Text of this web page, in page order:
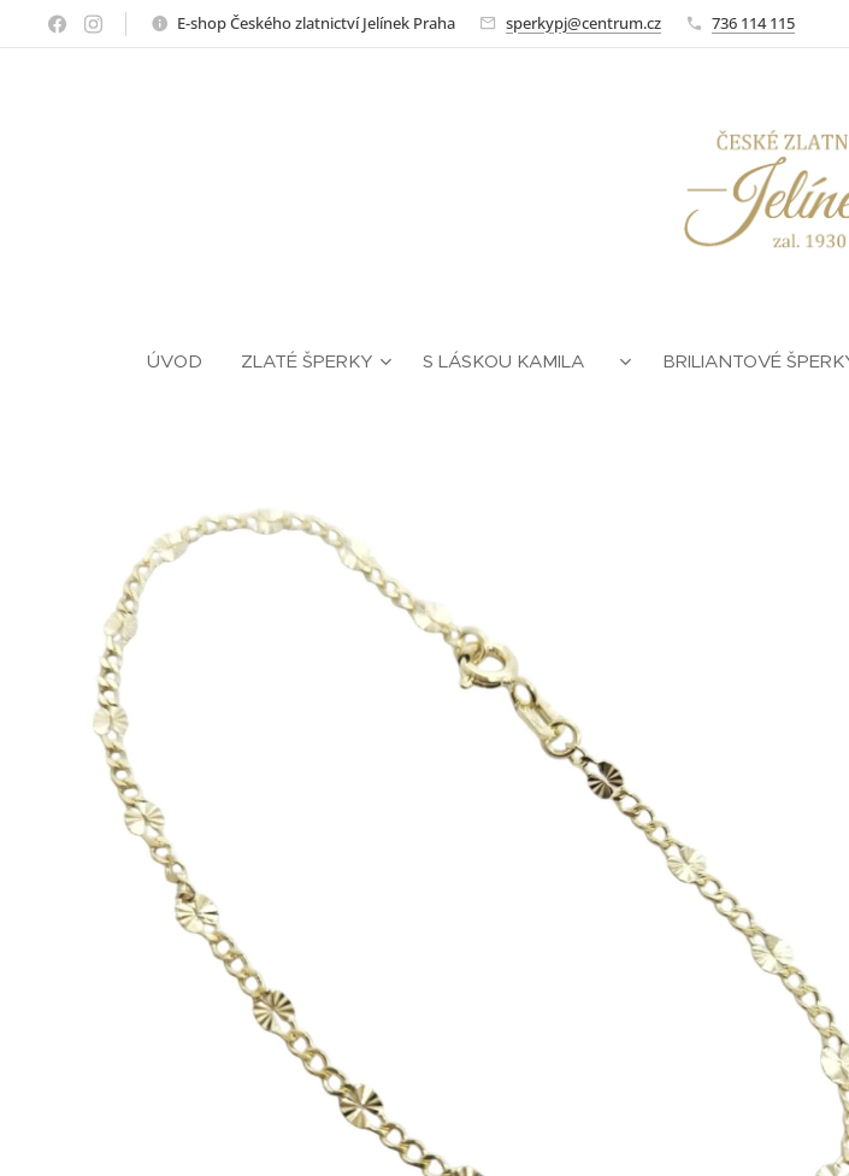
E-shop Českého zlatnictví Jelínek Praha sperkypj@centrum.cz 736 114 115
ÚVOD ZLATÉ ŠPERKY S LÁSKOU KAMILA ❤ BRILIANTOVÉ